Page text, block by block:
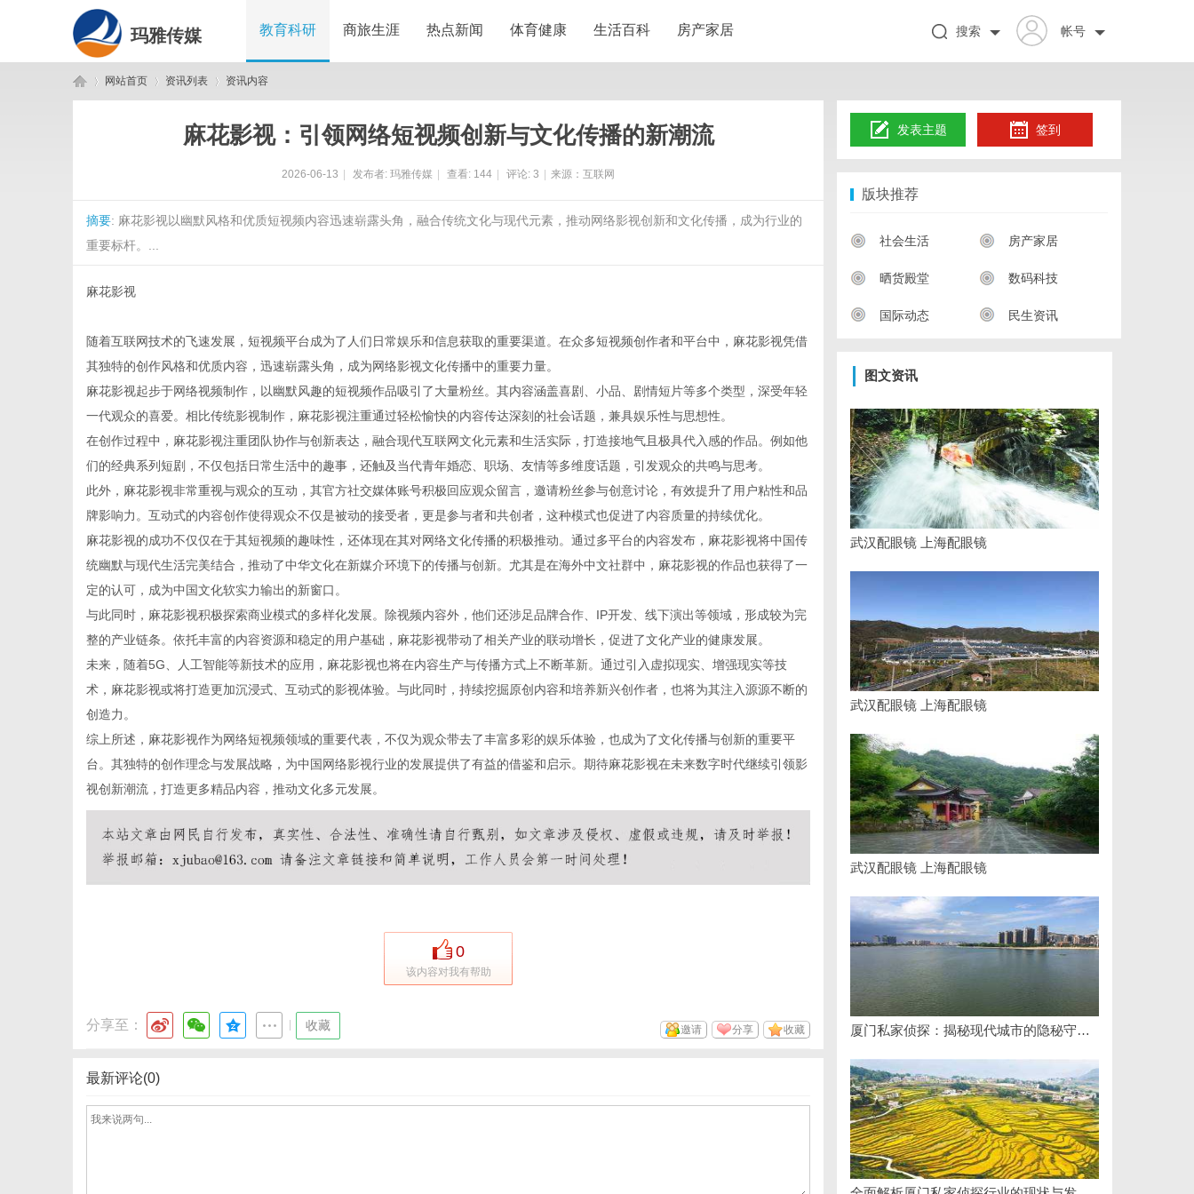
玛雅传媒 教育科研 商旅生涯 热点新闻 体育健康 生活百科 房产家居 帐号
搜索
网站首页 资讯列表 资讯内容
麻花影视：引领网络短视频创新与文化传播的新潮流
2026-06-13 发布者: 玛雅传媒 查看: 144 评论: 3 来源：互联网
摘要: 麻花影视以幽默风格和优质短视频内容迅速崭露头角，融合传统文化与现代元素，推动网络影视创新和文化传播，成为行业的
重要标杆。...
麻花影视
随着互联网技术的飞速发展，短视频平台成为了人们日常娱乐和信息获取的重要渠道。在众多短视频创作者和平台中，麻花影视凭借
其独特的创作风格和优质内容，迅速崭露头角，成为网络影视文化传播中的重要力量。
麻花影视起步于网络视频制作，以幽默风趣的短视频作品吸引了大量粉丝。其内容涵盖喜剧、小品、剧情短片等多个类型，深受年轻
一代观众的喜爱。相比传统影视制作，麻花影视注重通过轻松愉快的内容传达深刻的社会话题，兼具娱乐性与思想性。
在创作过程中，麻花影视注重团队协作与创新表达，融合现代互联网文化元素和生活实际，打造接地气且极具代入感的作品。例如他
们的经典系列短剧，不仅包括日常生活中的趣事，还触及当代青年婚恋、职场、友情等多维度话题，引发观众的共鸣与思考。
此外，麻花影视非常重视与观众的互动，其官方社交媒体账号积极回应观众留言，邀请粉丝参与创意讨论，有效提升了用户粘性和品
牌影响力。互动式的内容创作使得观众不仅是被动的接受者，更是参与者和共创者，这种模式也促进了内容质量的持续优化。
麻花影视的成功不仅仅在于其短视频的趣味性，还体现在其对网络文化传播的积极推动。通过多平台的内容发布，麻花影视将中国传
统幽默与现代生活完美结合，推动了中华文化在新媒介环境下的传播与创新。尤其是在海外中文社群中，麻花影视的作品也获得了一
定的认可，成为中国文化软实力输出的新窗口。
与此同时，麻花影视积极探索商业模式的多样化发展。除视频内容外，他们还涉足品牌合作、IP开发、线下演出等领域，形成较为完
整的产业链条。依托丰富的内容资源和稳定的用户基础，麻花影视带动了相关产业的联动增长，促进了文化产业的健康发展。
未来，随着5G、人工智能等新技术的应用，麻花影视也将在内容生产与传播方式上不断革新。通过引入虚拟现实、增强现实等技
术，麻花影视或将打造更加沉浸式、互动式的影视体验。与此同时，持续挖掘原创内容和培养新兴创作者，也将为其注入源源不断的
创造力。
综上所述，麻花影视作为网络短视频领域的重要代表，不仅为观众带去了丰富多彩的娱乐体验，也成为了文化传播与创新的重要平
台。其独特的创作理念与发展战略，为中国网络影视行业的发展提供了有益的借鉴和启示。期待麻花影视在未来数字时代继续引领影
视创新潮流，打造更多精品内容，推动文化多元发展。
0
该内容对我有帮助
分享至： 收藏 收藏
分享
邀请
最新评论(0)
发表主题 签到
版块推荐
社会生活 房产家居
晒货殿堂 数码科技
国际动态 民生资讯
图文资讯
武汉配眼镜 上海配眼镜
武汉配眼镜 上海配眼镜
武汉配眼镜 上海配眼镜
厦门私家侦探：揭秘现代城市的隐秘守护者